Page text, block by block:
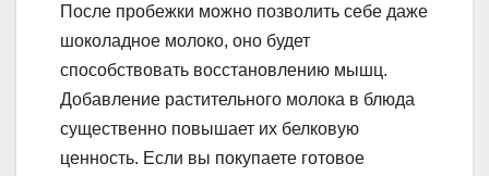
После пробежки можно позволить себе даже
шоколадное молоко, оно будет
способствовать восстановлению мышц.
Добавление растительного молока в блюда
существенно повышает их белковую
ценность. Если вы покупаете готовое